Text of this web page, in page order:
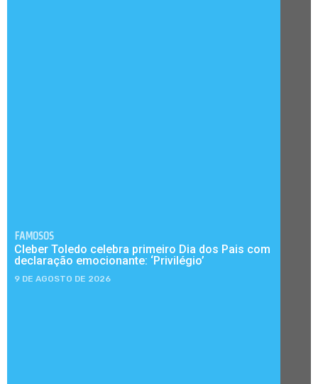
FAMOSOS
Cleber Toledo celebra primeiro Dia dos Pais com
declaração emocionante: ‘Privilégio’
9 DE AGOSTO DE 2026